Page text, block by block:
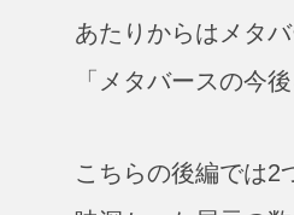
あたりからはメタ
「メタバースの今
こちらの後編では2